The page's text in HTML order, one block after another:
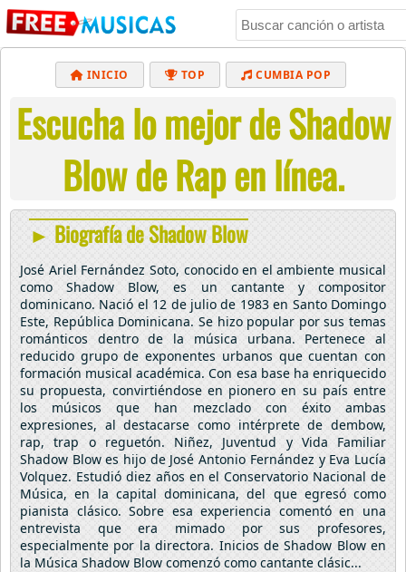
INICIO TOP CUMBIA POP
BACHATA MUSICA CRISTIANA
REGGAETON BALADAS ALTERNATIVO
ELECTRÓNICA CUMBIAS
Escucha lo mejor de Shadow
Blow de Rap en línea.
► Biografía de Shadow Blow
José Ariel Fernández Soto, conocido en el ambiente musical
como Shadow Blow, es un cantante y compositor
dominicano. Nació el 12 de julio de 1983 en Santo Domingo
Este, República Dominicana. Se hizo popular por sus temas
románticos dentro de la música urbana. Pertenece al
reducido grupo de exponentes urbanos que cuentan con
formación musical académica. Con esa base ha enriquecido
su propuesta, convirtiéndose en pionero en su país entre
los músicos que han mezclado con éxito ambas
expresiones, al destacarse como intérprete de dembow,
rap, trap o reguetón. Niñez, Juventud y Vida Familiar
Shadow Blow es hijo de José Antonio Fernández y Eva Lucía
Volquez. Estudió diez años en el Conservatorio Nacional de
Música, en la capital dominicana, del que egresó como
pianista clásico. Sobre esa experiencia comentó en una
entrevista que era mimado por sus profesores,
especialmente por la directora. Inicios de Shadow Blow en
la Música Shadow Blow comenzó como cantante clásic...